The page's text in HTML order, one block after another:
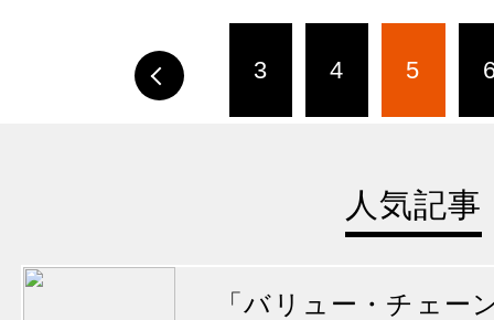
3 4 5
人気記事
「バリュー・チェー